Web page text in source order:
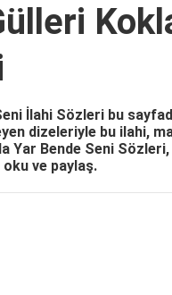
İlahi Sözleri bu
dizeleriyle bu ilahi,
Yar Bende Seni
oku ve paylaş.